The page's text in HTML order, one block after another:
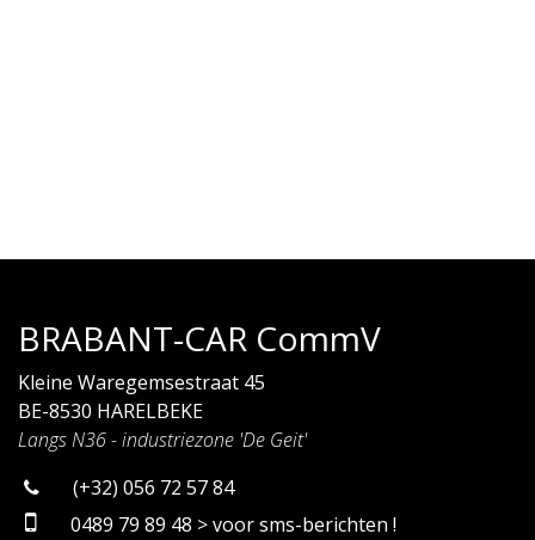
BRABANT-CAR CommV
Kleine Waregemsestraat 45
BE-8530 HARELBEKE
Langs N36 - industriezone 'De Geit'
(+32) 056 72 57 84
0489 79 89 48 > voor sms-berichten !